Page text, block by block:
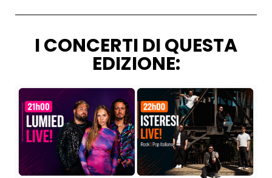
I CONCERTI DI QUESTA
EDIZIONE: